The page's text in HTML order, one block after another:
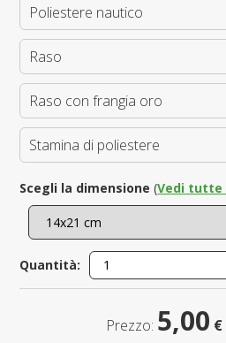
Poliestere nautico
Raso
Raso con frangia oro
Stamina di poliestere
Scegli la dimensione (Vedi tutte
Quantità:
Prezzo: 5,00 €